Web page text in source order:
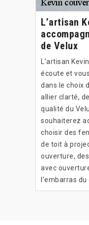
L’artisan
de Velux
L’artisan
écoute et
dans le choix
allier clarté,
qualité du
souhaiterez
choisir des
de toit à
ouverture,
avec
l’embarras du